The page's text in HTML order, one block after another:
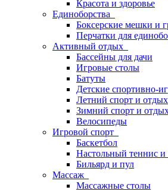
Красота и здоровье
Единоборства
Боксерские мешки и
Перчатки для
Активный отдых
Бассейны для дачи
Игровые столы
Батуты
Детские спортивно-
Летний спорт и отдых
Зимний спорт и
Велосипеды
Игровой спорт
Баскетбол
Настольный теннис
Бильярд и пул
Массаж
Массажные столы